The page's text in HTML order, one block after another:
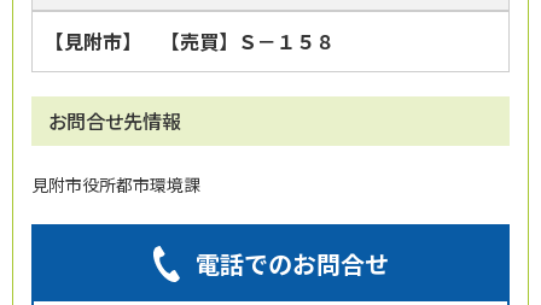
【見附市】 【売買】Ｓ－１５８
お問合せ先情報
見附市役所都市環境課
電話でのお問合せ